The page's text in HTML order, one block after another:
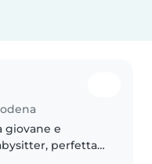
giovane e
perfetta